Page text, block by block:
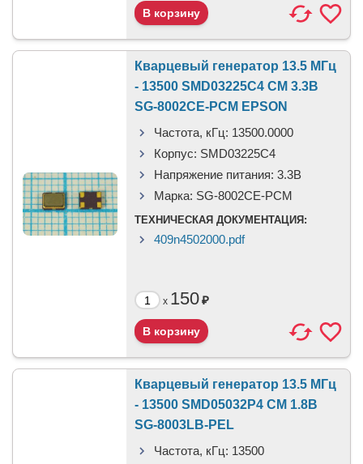
Кварцевый генератор 13.5 МГц
- 13500 SMD03225C4 CM 3.3В
SG-8002CE-PCM EPSON
Частота, кГц: 13500.0000
Корпус: SMD03225C4
Напряжение питания: 3.3В
Марка: SG-8002CE-PCM
ТЕХНИЧЕСКАЯ ДОКУМЕНТАЦИЯ:
409n4502000.pdf
x 150₽
Кварцевый генератор 13.5 МГц
- 13500 SMD05032P4 CM 1.8В
SG-8003LB-PEL
Частота, кГц: 13500